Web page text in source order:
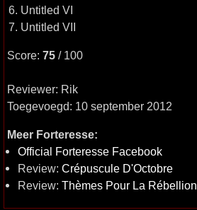
6. Untitled VI
7. Untitled VII
Score: 75 / 100
Reviewer: Rik
Toegevoegd: 10 september 2012
Meer Forteresse:
Official Forteresse Facebook
Review: Crépuscule D'Octobre
Review: Thèmes Pour La Rébellion